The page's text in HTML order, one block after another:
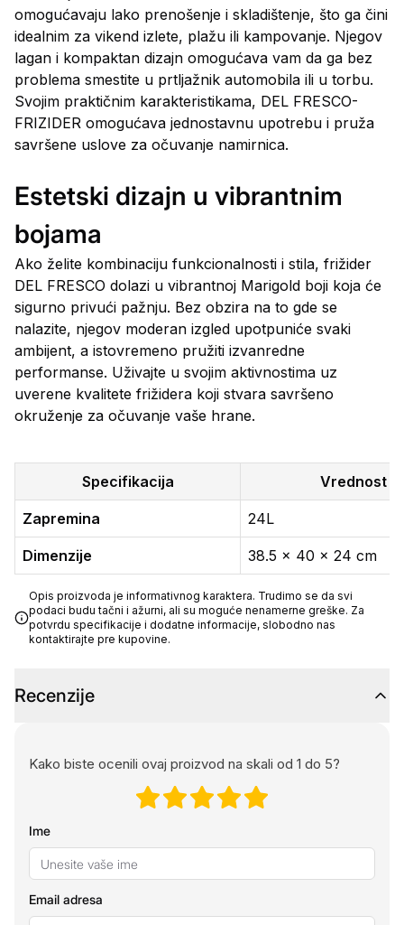
omogućavaju lako prenošenje i skladištenje, što ga čini
idealnim za vikend izlete, plažu ili kampovanje. Njegov
lagan i kompaktan dizajn omogućava vam da ga bez
problema smestite u prtljažnik automobila ili u torbu.
Svojim praktičnim karakteristikama, DEL FRESCO-
FRIZIDER omogućava jednostavnu upotrebu i pruža
savršene uslove za očuvanje namirnica.
Estetski dizajn u vibrantnim
bojama
Ako želite kombinaciju funkcionalnosti i stila, frižider
DEL FRESCO dolazi u vibrantnoj Marigold boji koja će
sigurno privući pažnju. Bez obzira na to gde se
nalazite, njegov moderan izgled upotpuniće svaki
ambijent, a istovremeno pružiti izvanredne
performanse. Uživajte u svojim aktivnostima uz
uverene kvalitete frižidera koji stvara savršeno
okruženje za očuvanje vaše hrane.
Specifikacija Vrednost
Zapremina 24L
Dimenzije 38.5 x 40 x 24 cm
Opis proizvoda je informativnog karaktera. Trudimo se da svi
podaci budu tačni i ažurni, ali su moguće nenamerne greške. Za
potvrdu specifikacije i dodatne informacije, slobodno nas
kontaktirajte pre kupovine.
Recenzije
Kako biste ocenili ovaj proizvod na skali od 1 do 5?
Ime
Email adresa